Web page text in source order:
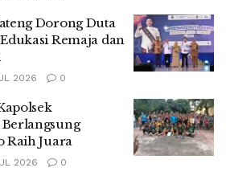
Dorong Duta
Remaja dan
2026 0
Raih Juara
2026 0